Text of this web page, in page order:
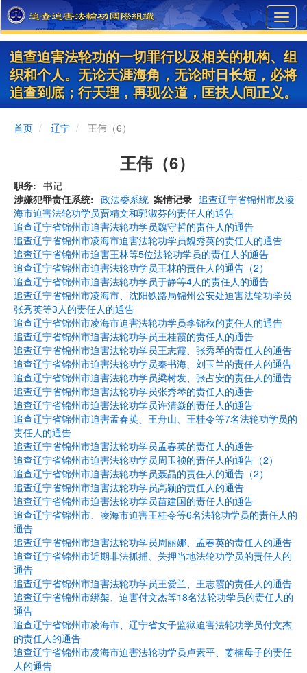
Skip
to
main
content
追查迫害法轮功的一切罪行以及相关的机构、组
织和个人。无论天涯海角，无论时日长短，必将
追查到底；行天理，再现公道，匡扶人间正义。
首页 辽宁 王伟（6）
王伟（6）
职务
书记
涉嫌犯罪责任系统
政法委系统 案情记录 追查辽宁省锦州市及凌
海市迫害法轮功学员贾精文和郭淑芬的责任人的通告
追查辽宁省锦州市迫害法轮功学员魏守哲的责任人的通告
追查辽宁省锦州市凌海市迫害法轮功学员魏秀英的责任人的通告
追查辽宁省锦州市迫害王林等5位法轮功学员的责任人的通告
追查辽宁省锦州市迫害法轮功学员王林的责任人的通告（2）
追查辽宁省锦州市迫害法轮功学员于静等4人的责任人的通告
追查辽宁省锦州市凌海市、沈阳铁路局锦州公安处迫害法轮功学员
张秀英等3人的责任人的通告
追查辽宁省锦州市凌海市迫害法轮功学员李锦秋的责任人的通告
追查辽宁省锦州市迫害法轮功学员王桂霞的责任人的通告
追查辽宁省锦州市迫害法轮功学员王志霞、张秀琴的责任人的通告
追查辽宁省锦州市迫害法轮功学员秦书海、刘玉兰的责任人的通告
追查辽宁省锦州市迫害法轮功学员梁树发、张占安的责任人的通告
追查辽宁省锦州市迫害法轮功学员张秀琴的责任人的通告
追查辽宁省锦州市迫害法轮功学员许清焱的责任人的通告
追查辽宁省锦州市迫害孟春英、王舟山、王桂令等7名法轮功学员的
责任人的通告
追查辽宁省锦州市迫害法轮功学员孟春英的责任人的通告
追查辽宁省锦州市迫害法轮功学员周玉祯的责任人的通告（2）
追查辽宁省锦州市迫害法轮功学员聂晶的责任人的通告（2）
追查辽宁省锦州市迫害法轮功学员高颖的责任人的通告
追查辽宁省锦州市迫害法轮功学员苗建国的责任人的通告
追查辽宁省锦州市、凌海市迫害王桂令等6名法轮功学员的责任人的
通告
追查辽宁省锦州市迫害法轮功学员周丽娜、孟春英的责任人的通告
追查辽宁省锦州市近期非法抓捕、关押当地法轮功学员的责任人的
通告
追查辽宁省锦州市迫害法轮功学员王爱兰、王志霞的责任人的通告
追查辽宁省锦州市绑架、迫害付文杰等18名法轮功学员的责任人的
通告
追查辽宁省锦州市凌海市、辽宁省女子监狱迫害法轮功学员付文杰
的责任人的通告
追查辽宁省锦州市凌海市迫害法轮功学员卢素平、姜楠母子的责任
人的通告